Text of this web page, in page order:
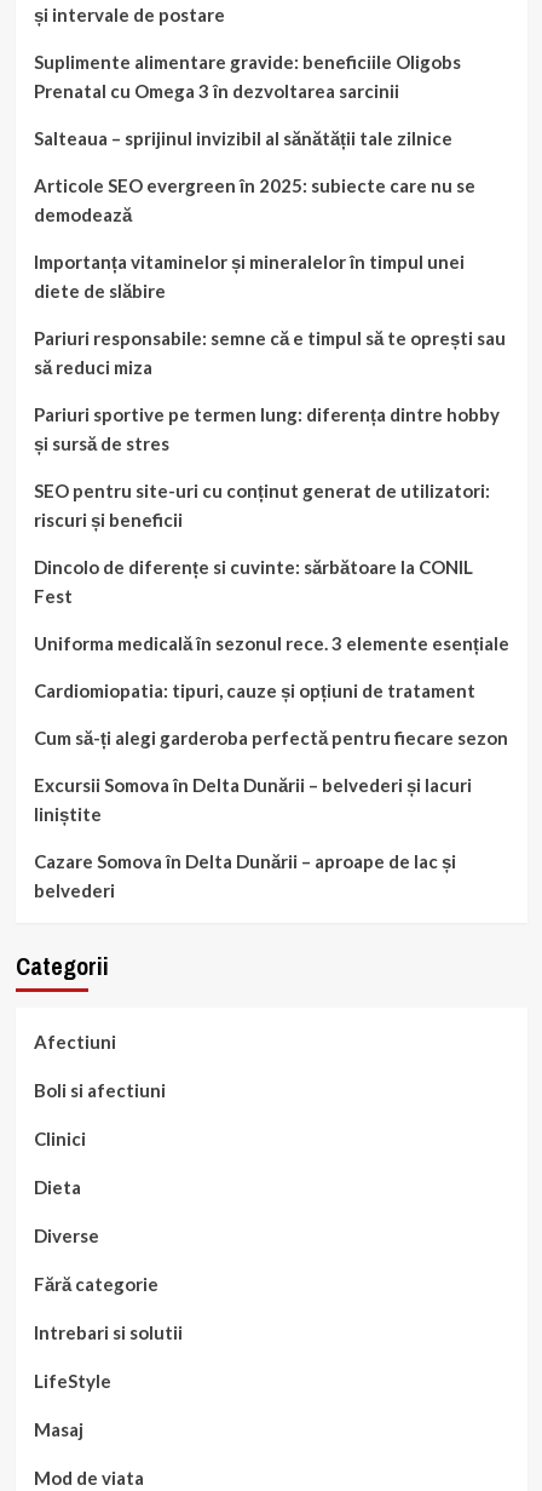
și intervale de postare
Suplimente alimentare gravide: beneficiile Oligobs
Prenatal cu Omega 3 în dezvoltarea sarcinii
Salteaua – sprijinul invizibil al sănătății tale zilnice
Articole SEO evergreen în 2025: subiecte care nu se
demodează
Importanța vitaminelor și mineralelor în timpul unei
diete de slăbire
Pariuri responsabile: semne că e timpul să te oprești sau
să reduci miza
Pariuri sportive pe termen lung: diferența dintre hobby
și sursă de stres
SEO pentru site-uri cu conținut generat de utilizatori:
riscuri și beneficii
Dincolo de diferențe si cuvinte: sărbătoare la CONIL
Fest
Uniforma medicală în sezonul rece. 3 elemente esențiale
Cardiomiopatia: tipuri, cauze și opțiuni de tratament
Cum să-ți alegi garderoba perfectă pentru fiecare sezon
Excursii Somova în Delta Dunării – belvederi și lacuri
liniștite
Cazare Somova în Delta Dunării – aproape de lac și
belvederi
Categorii
Afectiuni
Boli si afectiuni
Clinici
Dieta
Diverse
Fără categorie
Intrebari si solutii
LifeStyle
Masaj
Mod de viata